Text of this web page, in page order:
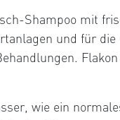
Shampoo mit
und für
wie ein